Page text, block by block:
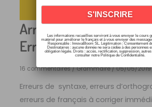
Arrête de Commettre
Erreurs en Français (6)
16 commentaires/Grammaire/05/05/2019
Erreurs de syntaxe, erreurs
erreurs de français à corriger
Les informations recueillies serviront à vous envoyer le cours
matériel pour améliorer le français et à vous envoyer des
Responsable : InnovaBloom SL. Légitimation : Consentement
Destinataires : aucune donnée ne sera cédée à des personnes
obligation légale. Droits : accès, rectification, suppression,
consulter notre Politique de Confidentialité.